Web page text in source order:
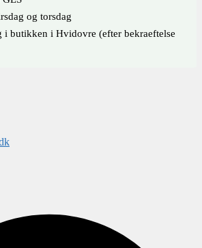
og torsdag
i butikken i Hvidovre (efter bekraeftelse